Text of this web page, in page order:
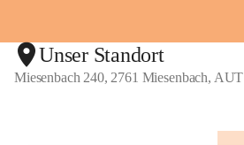
Unser Standort
Miesenbach 240, 2761 Miesenbach, AUT